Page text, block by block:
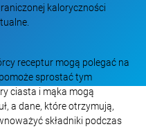
kaloryczności
receptur mogą polegać na
sprostać tym
ciasta i mąka mogą
a dane, które otrzymują,
składniki podczas